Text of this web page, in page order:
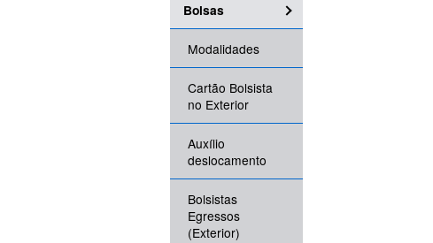
Bolsas
Modalidades
Cartão Bolsista
no Exterior
Auxílio
deslocamento
Bolsistas
Egressos
(Exterior)